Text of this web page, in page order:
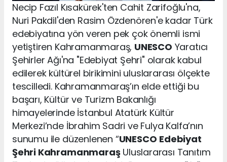
Necip Fazıl Kısakürek'ten Cahit Zarifoğlu'na,
Nuri Pakdil'den Rasim Özdenören'e kadar Türk
edebiyatına yön veren pek çok önemli ismi
yetiştiren Kahramanmaraş, UNESCO Yaratıcı
Şehirler Ağı'na "Edebiyat Şehri" olarak kabul
edilerek kültürel birikimini uluslararası ölçekte
tescilledi. Kahramanmaraş’ın elde ettiği bu
başarı, Kültür ve Turizm Bakanlığı
himayelerinde İstanbul Atatürk Kültür
Merkezi’nde İbrahim Sadri ve Fulya Kalfa’nın
sunumu ile düzenlenen “UNESCO Edebiyat
Şehri KahramanmaraşUluslararası Tanıtım